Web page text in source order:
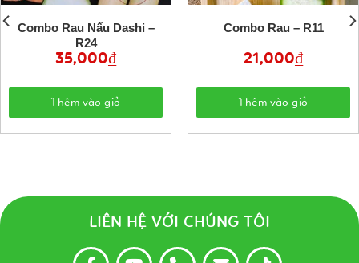
Combo Rau Nấu Dashi –
R24
35,000₫
Thêm vào giỏ
Combo Rau – R11
21,000₫
Thêm vào giỏ
LIÊN HỆ VỚI CHÚNG TÔI